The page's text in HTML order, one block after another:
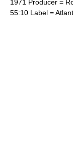
1971 Producer =
55:10 Label =